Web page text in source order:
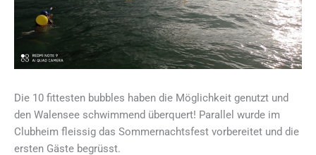
Die 10 fittesten bubbles haben die Möglichkeit genutzt und
den Walensee schwimmend überquert! Parallel wurde im
Clubheim fleissig das Sommernachtsfest vorbereitet und die
ersten Gäste begrüsst.